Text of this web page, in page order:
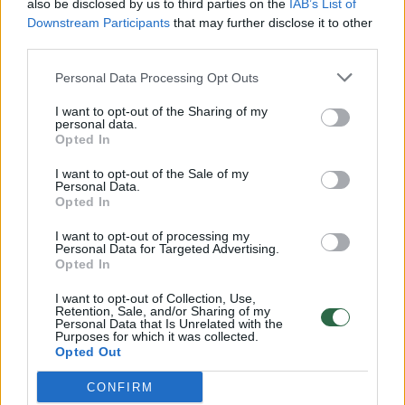
also be disclosed by us to third parties on the IAB’s List of
Downstream Participants that may further disclose it to other
Personal Data Processing Opt Outs
I want to opt-out of the Sharing of my
personal data.
Opted In
I want to opt-out of the Sale of my
Personal Data.
Opted In
I want to opt-out of processing my
Personal Data for Targeted Advertising.
Opted In
I want to opt-out of Collection, Use,
Retention, Sale, and/or Sharing of my
Personal Data that Is Unrelated with the
Purposes for which it was collected.
Opted Out
CONFIRM
Žinios | Lietuvos diena
Savaitės vidurys nusimato karštas: temperatūra kils iki
Žinios | Orai
00:15:54
V. Zalužno pasisakymą laiko bandymu įsitvirtinti
Ukrainos politikoje: jis yra neteisus
Laidos | Nauja diena
Nufilmavo, kaip patvino Vilniaus Vakarinis aplinkkelis:
vaizdas pribloškia
Žinios | Lietuvos diena